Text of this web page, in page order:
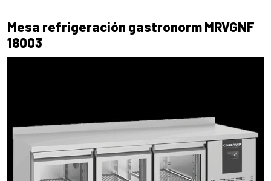
Mesa refrigeración gastronorm MRVGNF
18003